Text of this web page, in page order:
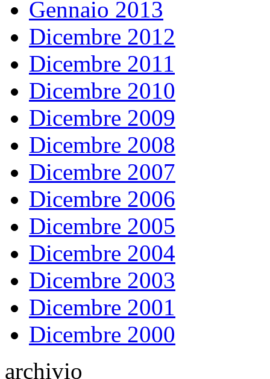
Gennaio 2013
Dicembre 2012
Dicembre 2011
Dicembre 2010
Dicembre 2009
Dicembre 2008
Dicembre 2007
Dicembre 2006
Dicembre 2005
Dicembre 2004
Dicembre 2003
Dicembre 2001
Dicembre 2000
archivio